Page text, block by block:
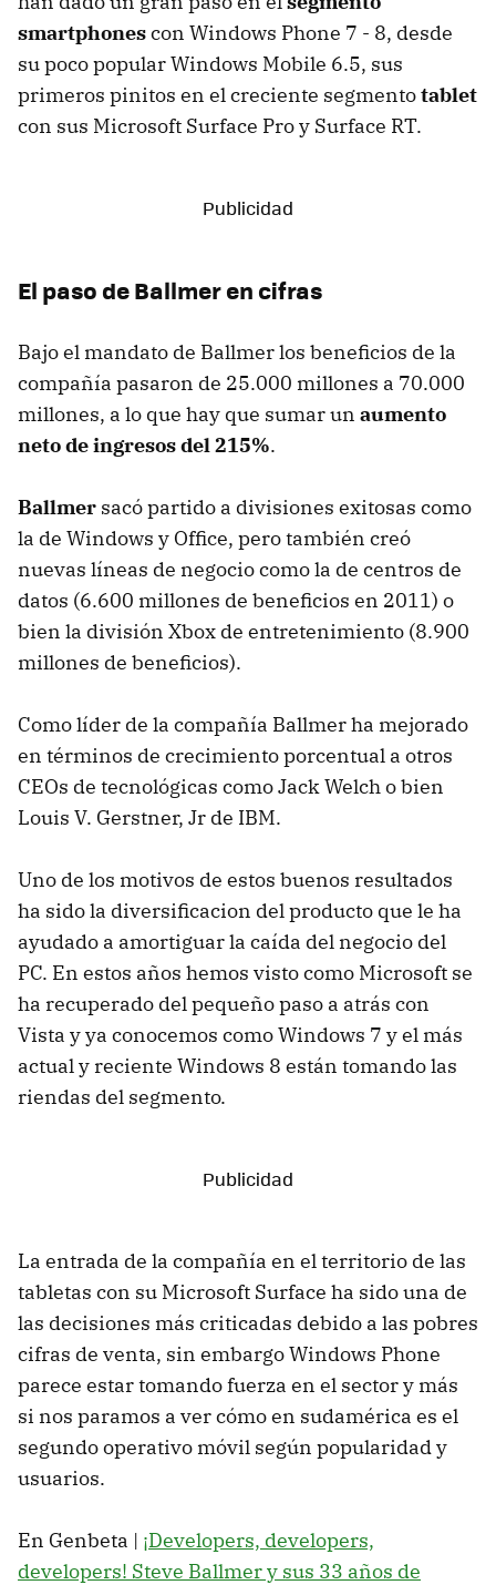
smartphonescon Windows Phone 7 - 8, desde
su poco popular Windows Mobile 6.5, sus
primeros pinitos en el creciente segmentotablet
con sus Microsoft Surface Pro y Surface RT.
El paso de Ballmer en cifras
Bajo el mandato de Ballmer los beneficios de la
compañía pasaron de 25.000 millones a 70.000
millones, a lo que hay que sumar un aumento
neto de ingresos del 215%.
Ballmer sacó partido a divisiones exitosas como
la de Windows y Office, pero también creó
nuevas líneas de negocio como la de centros de
datos (6.600 millones de beneficios en 2011) o
bien la división Xbox de entretenimiento (8.900
millones de beneficios).
Como líder de la compañía Ballmer ha mejorado
en términos de crecimiento porcentual a otros
CEOs de tecnológicas como Jack Welch o bien
Louis V. Gerstner, Jr de IBM.
Uno de los motivos de estos buenos resultados
ha sido la diversificacion del producto que le ha
ayudado a amortiguar la caída del negocio del
PC. En estos años hemos visto como Microsoft se
ha recuperado del pequeño paso a atrás con
Vista y ya conocemos como Windows 7 y el más
actual y reciente Windows 8 están tomando las
riendas del segmento.
La entrada de la compañía en el territorio de las
tabletas con su Microsoft Surface ha sido una de
las decisiones más criticadas debido a las pobres
cifras de venta, sin embargo Windows Phone
parece estar tomando fuerza en el sector y más
si nos paramos a ver cómo en sudamérica es el
segundo operativo móvil según popularidad y
usuarios.
En Genbeta | ¡Developers, developers,
developers! Steve Ballmer y sus 33 años de